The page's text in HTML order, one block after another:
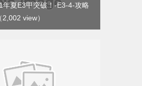
年夏E3甲突破！-E3-4-攻略
（2,002 view）